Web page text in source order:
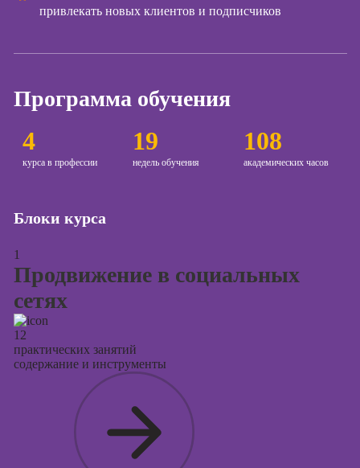
Курсы создания
Курсы
продвижения в
социальных
продюсирования
привлекать новых клиентов и подписчиков
4
курса в профессии
19
недель обучения
108
академических часов
Программа обучения
Блоки курса
1
Продвижение в социальных
сетях
12
практических занятий
содержание и инструменты